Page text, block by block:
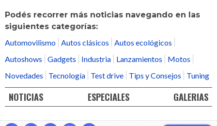
Podés recorrer más noticias navegando en las
siguientes categorías:
Automovilismo Autos clásicos
Autos ecológicos
Autoshows
Gadgets Industria Lanzamientos
Motos
Novedades
Tecnología Test drive Tips y Consejos Tuning
NOTICIAS ESPECIALES GALERIAS